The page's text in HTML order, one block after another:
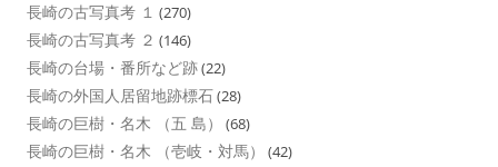
長崎の古写真考 １ (270)
長崎の古写真考 ２ (146)
長崎の台場・番所など跡(22)
長崎の外国人居留地跡標石(28)
長崎の巨樹・名木 （五 島） (68)
長崎の巨樹・名木 （壱岐・対馬） (42)